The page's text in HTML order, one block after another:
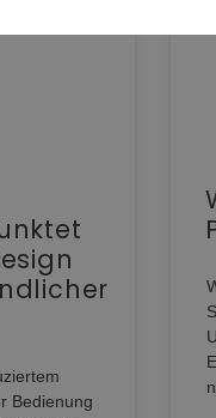
Bedienung